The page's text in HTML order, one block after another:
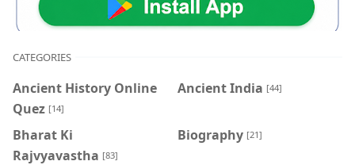
CATEGORIES
Ancient History Online
Quez [14]
Ancient India [44]
Bharat Ki
Rajvyavastha [83]
Biography [21]